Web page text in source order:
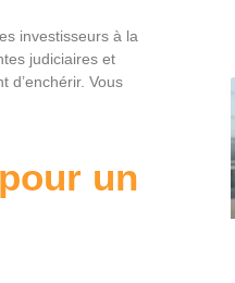
investisseurs à la
judiciaires et
d’enchérir. Vous
un